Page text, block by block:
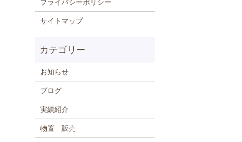
プライバシーポリシー
サイトマップ
お知らせ
ブログ
実績紹介
物置 販売